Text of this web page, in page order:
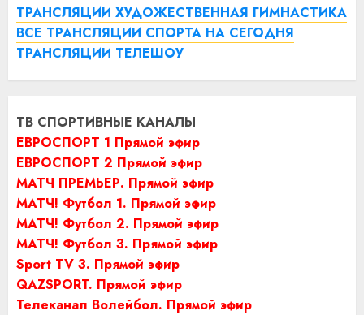
ТРАНСЛЯЦИИ ХУДОЖЕСТВЕННАЯ ГИМНАСТИКА
ВСЕ ТРАНСЛЯЦИИ СПОРТА НА СЕГОДНЯ
ТРАНСЛЯЦИИ ТЕЛЕШОУ
ТВ СПОРТИВНЫЕ КАНАЛЫ
ЕВРОСПОРТ 1 Прямой эфир
ЕВРОСПОРТ 2 Прямой эфир
МАТЧ ПРЕМЬЕР. Прямой эфир
МАТЧ! Футбол 1. Прямой эфир
МАТЧ! Футбол 2. Прямой эфир
МАТЧ! Футбол 3. Прямой эфир
Sport TV 3. Прямой эфир
QAZSPORT. Прямой эфир
Телеканал Волейбол. Прямой эфир